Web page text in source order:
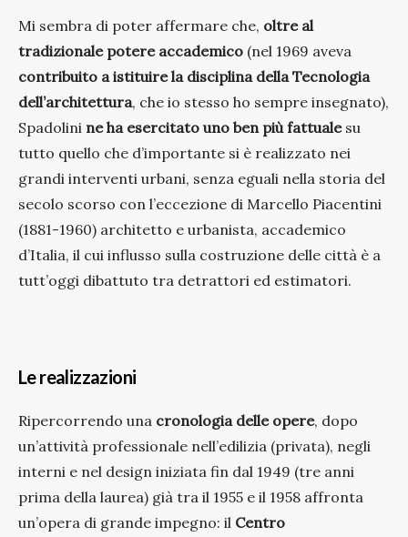
Mi sembra di poter affermare che, oltre al
tradizionale potere accademico (nel 1969 aveva
contribuito a istituire la disciplina della Tecnologia
dell’architettura, che io stesso ho sempre insegnato),
Spadolini ne ha esercitato uno ben più fattualesu
tutto quello che d’importante si è realizzato nei
grandi interventi urbani, senza eguali nella storia del
secolo scorso con l’eccezione di Marcello Piacentini
(1881-1960) architetto e urbanista, accademico
d’Italia, il cui influsso sulla costruzione delle città è a
tutt’oggi dibattuto tra detrattori ed estimatori.
Le realizzazioni
Ripercorrendo una cronologia delle opere, dopo
un’attività professionale nell’edilizia (privata), negli
interni e nel design iniziata fin dal 1949 (tre anni
prima della laurea) già tra il 1955 e il 1958 affronta
un’opera di grande impegno: il Centro